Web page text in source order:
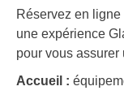
Réservez en
une expérience
pour vous
Accueil :